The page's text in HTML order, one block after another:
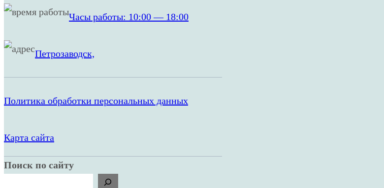
Часы работы: 10:00 — 18:00
Петрозаводск,
Политика обработки персональных данных
Карта сайта
Поиск по сайту